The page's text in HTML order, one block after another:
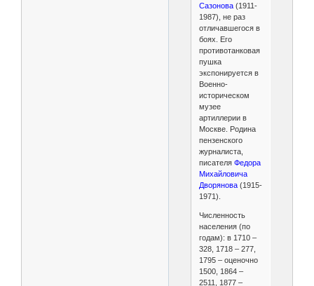
Сазонова (1911-
1987), не раз
отличавшегося в
боях. Его
противотанковая
пушка
экспонируется в
Военно-
историческом
музее
артиллерии в
Москве. Родина
пензенского
журналиста,
писателяФедора
Михайловича
Дворянова (1915-
1971).
Численность
населения (по
годам): в 1710 –
328, 1718 – 277,
1795 – оценочно
1500, 1864 –
2511, 1877 –